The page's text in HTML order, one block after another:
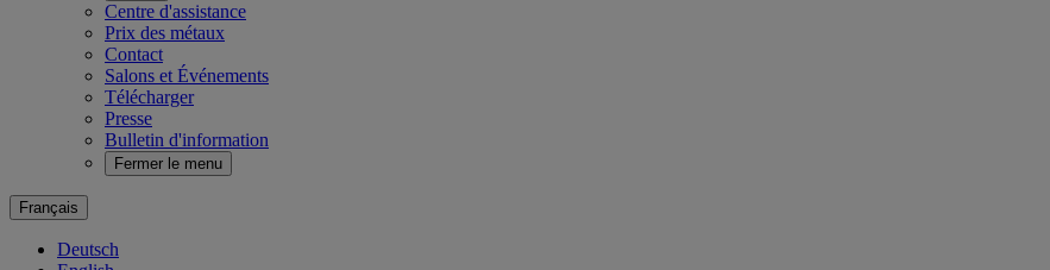
Centre d'assistance
Prix des métaux
Contact
Salons et Événements
Télécharger
Presse
Bulletin d'information
Fermer le menu
Français
Deutsch